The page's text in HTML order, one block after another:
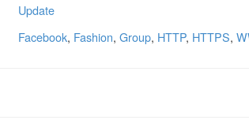
Update
Facebook, Fashion, Group, HTTP, HTTPS,